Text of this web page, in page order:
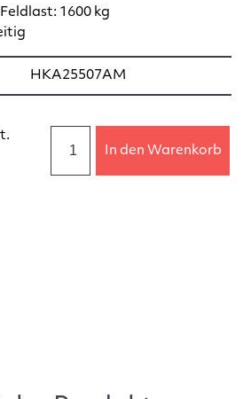
1600 kg
HKA25507AM
In den Warenkorb